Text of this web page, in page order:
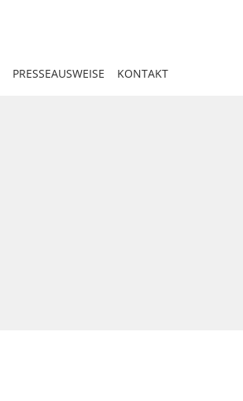
PRESSEAUSWEISE KONTAKT